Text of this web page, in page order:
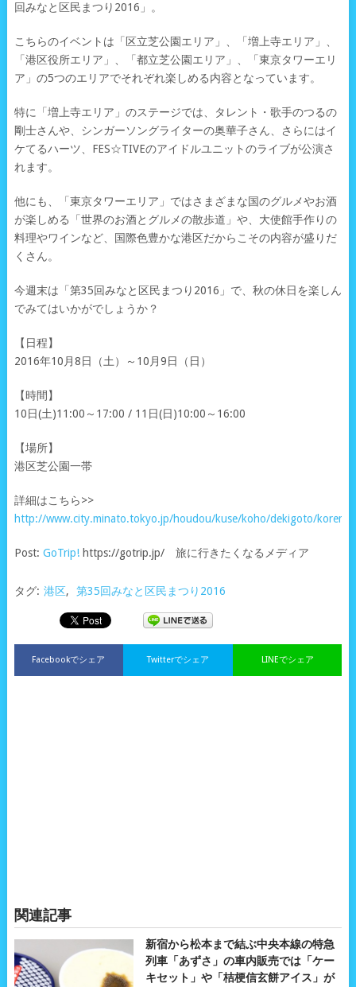
回みなと区民まつり2016」。
こちらのイベントは「区立芝公園エリア」、「増上寺エリア」、
「港区役所エリア」、「都立芝公園エリア」、「東京タワーエリ
ア」の5つのエリアでそれぞれ楽しめる内容となっています。
特に「増上寺エリア」のステージでは、タレント・歌手のつるの
剛士さんや、シンガーソングライターの奥華子さん、さらにはイ
ケてるハーツ、FES☆TIVEのアイドルユニットのライブが公演さ
れます。
他にも、「東京タワーエリア」ではさまざまな国のグルメやお酒
が楽しめる「世界のお酒とグルメの散歩道」や、大使館手作りの
料理やワインなど、国際色豊かな港区だからこその内容が盛りだ
くさん。
今週末は「第35回みなと区民まつり2016」で、秋の休日を楽しん
でみてはいかがでしょうか？
【日程】
2016年10月8日（土）～10月9日（日）
【時間】
10日(土)11:00～17:00 / 11日(日)10:00～16:00
【場所】
港区芝公園一帯
詳細はこちら>>
http://www.city.minato.tokyo.jp/houdou/kuse/koho/dekigoto/
Post: GoTrip!https://gotrip.jp/ 旅に行きたくなるメディア
タグ: 港区, 第35回みなと区民まつり2016
Facebookでシェア LINEでシェア
Twitterでシェア
関連記事
新宿から松本まで結ぶ中央本線の特急
列車「あずさ」の車内販売では「ケー
キセット」や「桔梗信玄餅アイス」が